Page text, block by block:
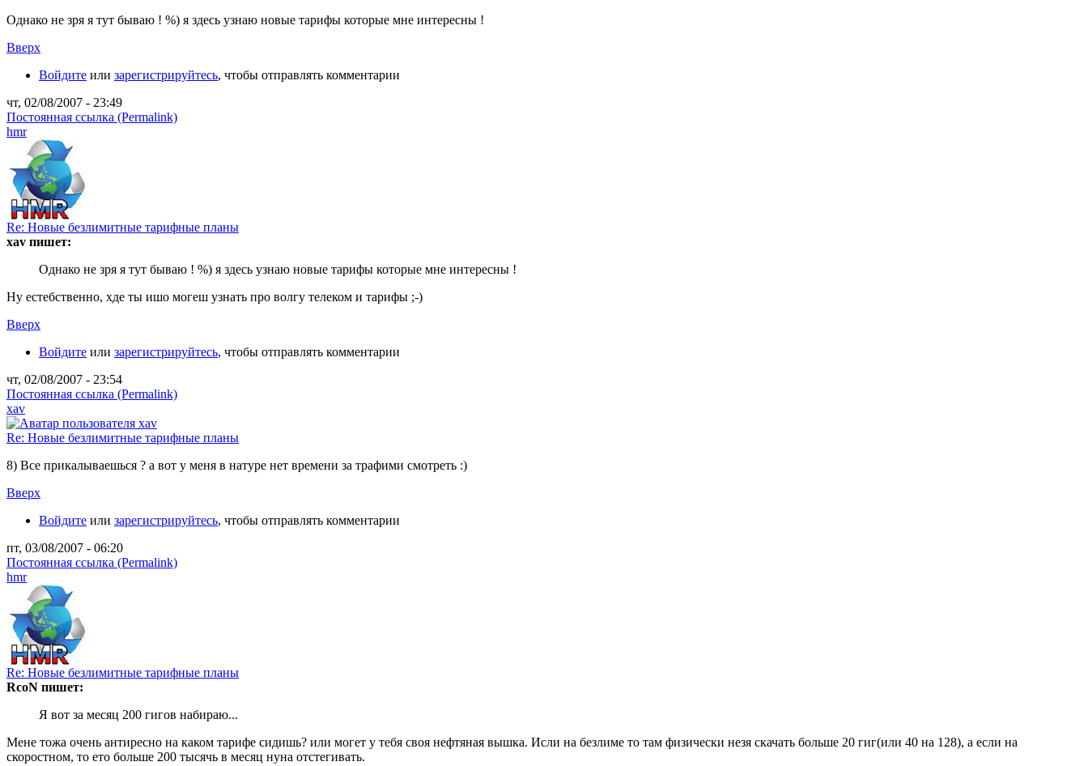
Однако не зря я тут бываю ! %) я здесь узнаю новые тарифы которые мне интересны !
Вверх
Войдите или зарегистрируйтесь, чтобы отправлять комментарии
чт, 02/08/2007 - 23:49
Постоянная ссылка (Permalink)
hmr
Re: Новые безлимитные тарифные планы
xav пишет:
Однако не зря я тут бываю ! %) я здесь узнаю новые тарифы которые мне интересны !
Ну естебственно, хде ты ишо могеш узнать про волгу телеком и тарифы ;-)
Вверх
Войдите или зарегистрируйтесь, чтобы отправлять комментарии
чт, 02/08/2007 - 23:54
Постоянная ссылка (Permalink)
xav
Re: Новые безлимитные тарифные планы
8) Все прикалываешься ? а вот у меня в натуре нет времени за трафими смотреть :)
Вверх
Войдите или зарегистрируйтесь, чтобы отправлять комментарии
пт, 03/08/2007 - 06:20
Постоянная ссылка (Permalink)
hmr
Re: Новые безлимитные тарифные планы
RcoN пишет:
Я вот за месяц 200 гигов набираю...
Мене тожа очень антиресно на каком тарифе сидишь? или могет у тебя своя нефтяная вышка. Исли на безлиме то там физически незя скачать больше 20 гиг(или 40 на 128), а если на
скоростном, то ето больше 200 тысячь в месяц нуна отстегивать.